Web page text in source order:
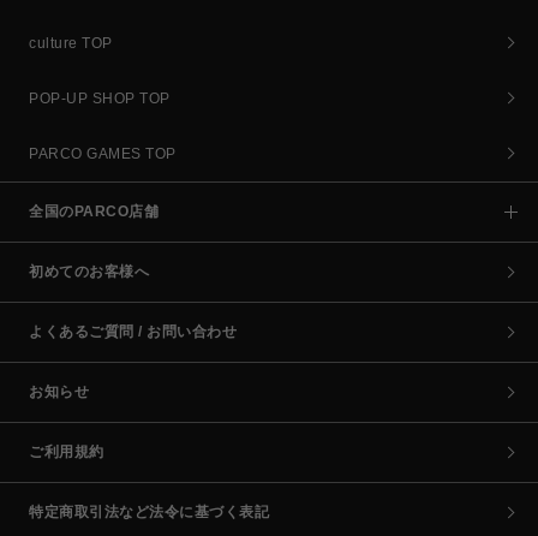
culture TOP
POP-UP SHOP TOP
PARCO GAMES TOP
全国のPARCO店舗
初めてのお客様へ
よくあるご質問 / お問い合わせ
お知らせ
ご利用規約
特定商取引法など法令に基づく表記